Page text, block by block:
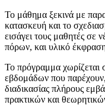
Το μάθημα ξεκινά με
κατασκευή και το
εισάγει τους μαθητές σε
πόρων, και υλικό
Το πρόγραμμα χωρίζεται
εβδομάδων που παρέχουν,
διαδικασίας πλήρους
πρακτικών και